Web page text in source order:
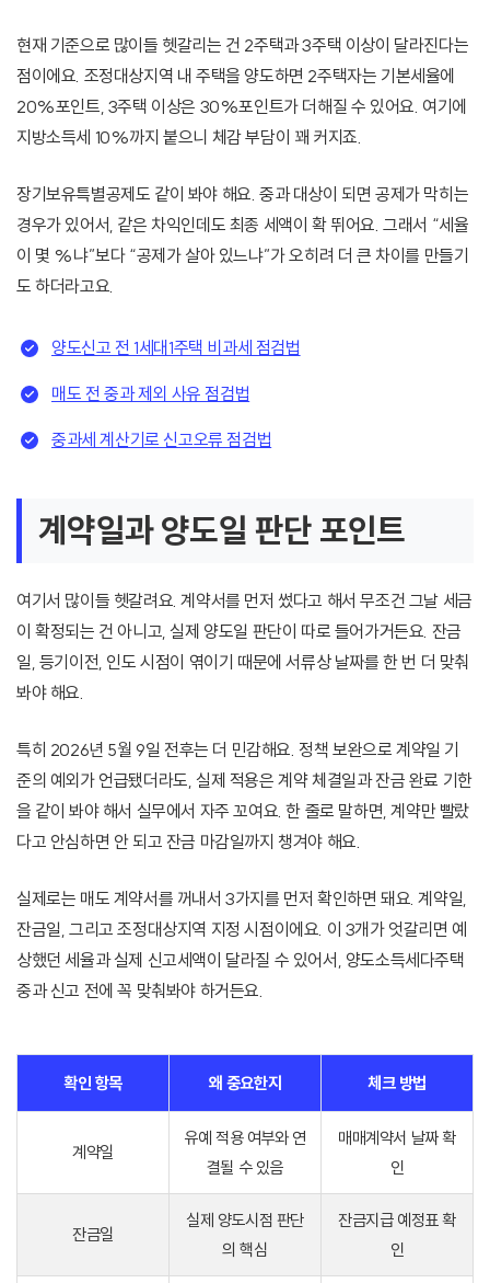
현재 기준으로 많이들 헷갈리는 건 2주택과 3주택 이상이 달라진다는
점이에요. 조정대상지역 내 주택을 양도하면 2주택자는 기본세율에
20%포인트, 3주택 이상은 30%포인트가 더해질 수 있어요. 여기에
지방소득세 10%까지 붙으니 체감 부담이 꽤 커지죠.
장기보유특별공제도 같이 봐야 해요. 중과 대상이 되면 공제가 막히는
경우가 있어서, 같은 차익인데도 최종 세액이 확 뛰어요. 그래서 “세율
이 몇 %냐”보다 “공제가 살아 있느냐”가 오히려 더 큰 차이를 만들기
도 하더라고요.
양도신고 전 1세대1주택 비과세 점검법
매도 전 중과 제외 사유 점검법
중과세 계산기로 신고오류 점검법
계약일과 양도일 판단 포인트
여기서 많이들 헷갈려요. 계약서를 먼저 썼다고 해서 무조건 그날 세금
이 확정되는 건 아니고, 실제 양도일 판단이 따로 들어가거든요. 잔금
일, 등기이전, 인도 시점이 엮이기 때문에 서류상 날짜를 한 번 더 맞춰
봐야 해요.
특히 2026년 5월 9일 전후는 더 민감해요. 정책 보완으로 계약일 기
준의 예외가 언급됐더라도, 실제 적용은 계약 체결일과 잔금 완료 기한
을 같이 봐야 해서 실무에서 자주 꼬여요. 한 줄로 말하면, 계약만 빨랐
다고 안심하면 안 되고 잔금 마감일까지 챙겨야 해요.
실제로는 매도 계약서를 꺼내서 3가지를 먼저 확인하면 돼요. 계약일,
잔금일, 그리고 조정대상지역 지정 시점이에요. 이 3개가 엇갈리면 예
상했던 세율과 실제 신고세액이 달라질 수 있어서, 양도소득세다주택
중과 신고 전에 꼭 맞춰봐야 하거든요.
확인 항목 왜 중요한지 체크 방법
계약일
유예 적용 여부와 연
결될 수 있음
매매계약서 날짜 확
인
잔금일
실제 양도시점 판단
의 핵심
잔금지급 예정표 확
인